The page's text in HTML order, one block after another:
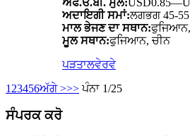
ਅਦਾਇਗੀ ਸਮਾਂ:ਲਗਭਗ 45-
ਮਾਲ ਭੇਜਣ ਦਾ ਸਥਾਨ:
ਮੂਲ ਸਥਾਨ:ਫੁਜਿਆਨ, ਚੀਨ
ਪੜਤਾਲਵੇਰਵੇ
1 23456ਅੱਗੇ >>> ਪੰਨਾ 1/25
ਸੰਪਰਕ ਕਰੋ